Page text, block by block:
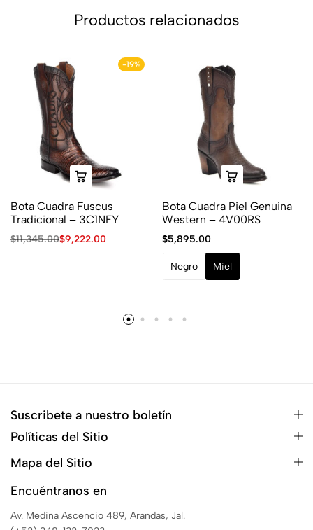
Productos relacionados
-19%
Bota Cuadra Fuscus
Tradicional – 3C1NFY
$11,345.00$9,222.00
Bota Cuadra Piel Genuina
Western – 4V00RS
$5,895.00
Negro Miel
Suscribete a nuestro boletín
Políticas del Sitio
Mapa del Sitio
Encuéntranos en
Av. Medina Ascencio 489, Arandas, Jal.